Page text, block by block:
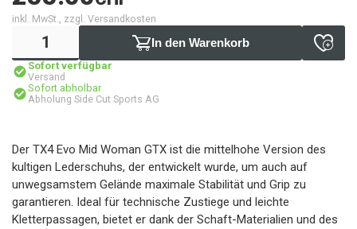
inkl. MwSt., zzgl. Versandkosten
In den Warenkorb
Sofort verfügbar
Versand
Sofort abholbar
Abholung Side Cut Sports AG
Der TX4 Evo Mid Woman GTX ist die mittelhohe Version des
kultigen Lederschuhs, der entwickelt wurde, um auch auf
unwegsamstem Gelände maximale Stabilität und Grip zu
garantieren. Ideal für technische Zustiege und leichte
Kletterpassagen, bietet er dank der Schaft-Materialien und des